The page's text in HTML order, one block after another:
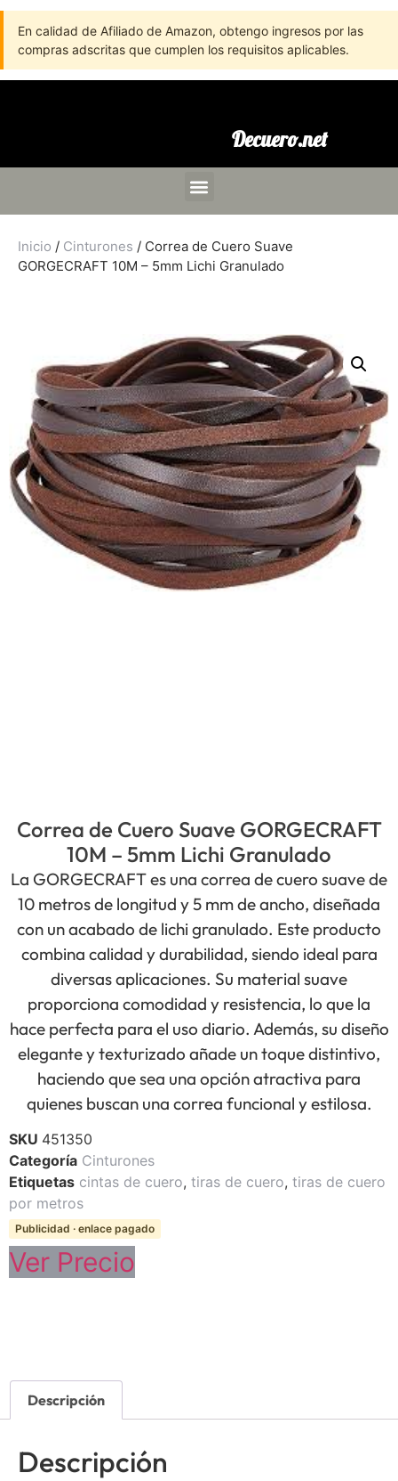
En calidad de Afiliado de Amazon, obtengo ingresos por las
compras adscritas que cumplen los requisitos aplicables.
Decuero.net
Inicio / Cinturones / Correa de Cuero Suave
GORGECRAFT 10M – 5mm Lichi Granulado
Correa de Cuero Suave GORGECRAFT
10M – 5mm Lichi Granulado
La GORGECRAFT es una correa de cuero suave de
10 metros de longitud y 5 mm de ancho, diseñada
con un acabado de lichi granulado. Este producto
combina calidad y durabilidad, siendo ideal para
diversas aplicaciones. Su material suave
proporciona comodidad y resistencia, lo que la
hace perfecta para el uso diario. Además, su diseño
elegante y texturizado añade un toque distintivo,
haciendo que sea una opción atractiva para
quienes buscan una correa funcional y estilosa.
SKU 451350
Categoría Cinturones
Etiquetas cintas de cuero, tiras de cuero, tiras de cuero
por metros
Publicidad · enlace pagado
Ver Precio
Descripción
Descripción